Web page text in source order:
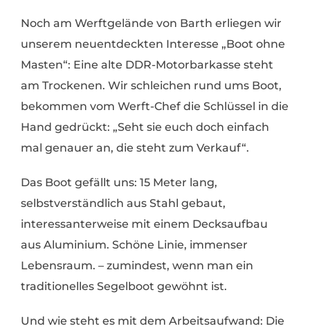
Noch am Werftgelände von Barth erliegen wir
unserem neuentdeckten Interesse „Boot ohne
Masten“: Eine alte DDR-Motorbarkasse steht
am Trockenen. Wir schleichen rund ums Boot,
bekommen vom Werft-Chef die Schlüssel in die
Hand gedrückt: „Seht sie euch doch einfach
mal genauer an, die steht zum Verkauf“.
Das Boot gefällt uns: 15 Meter lang,
selbstverständlich aus Stahl gebaut,
interessanterweise mit einem Decksaufbau
aus Aluminium. Schöne Linie, immenser
Lebensraum. – zumindest, wenn man ein
traditionelles Segelboot gewöhnt ist.
Und wie steht es mit dem Arbeitsaufwand: Die